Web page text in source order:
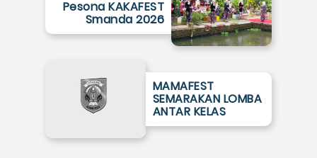
Pesona KAKAFEST
Smanda 2026
MAMAFEST
SEMARAKAN LOMBA
ANTAR KELAS